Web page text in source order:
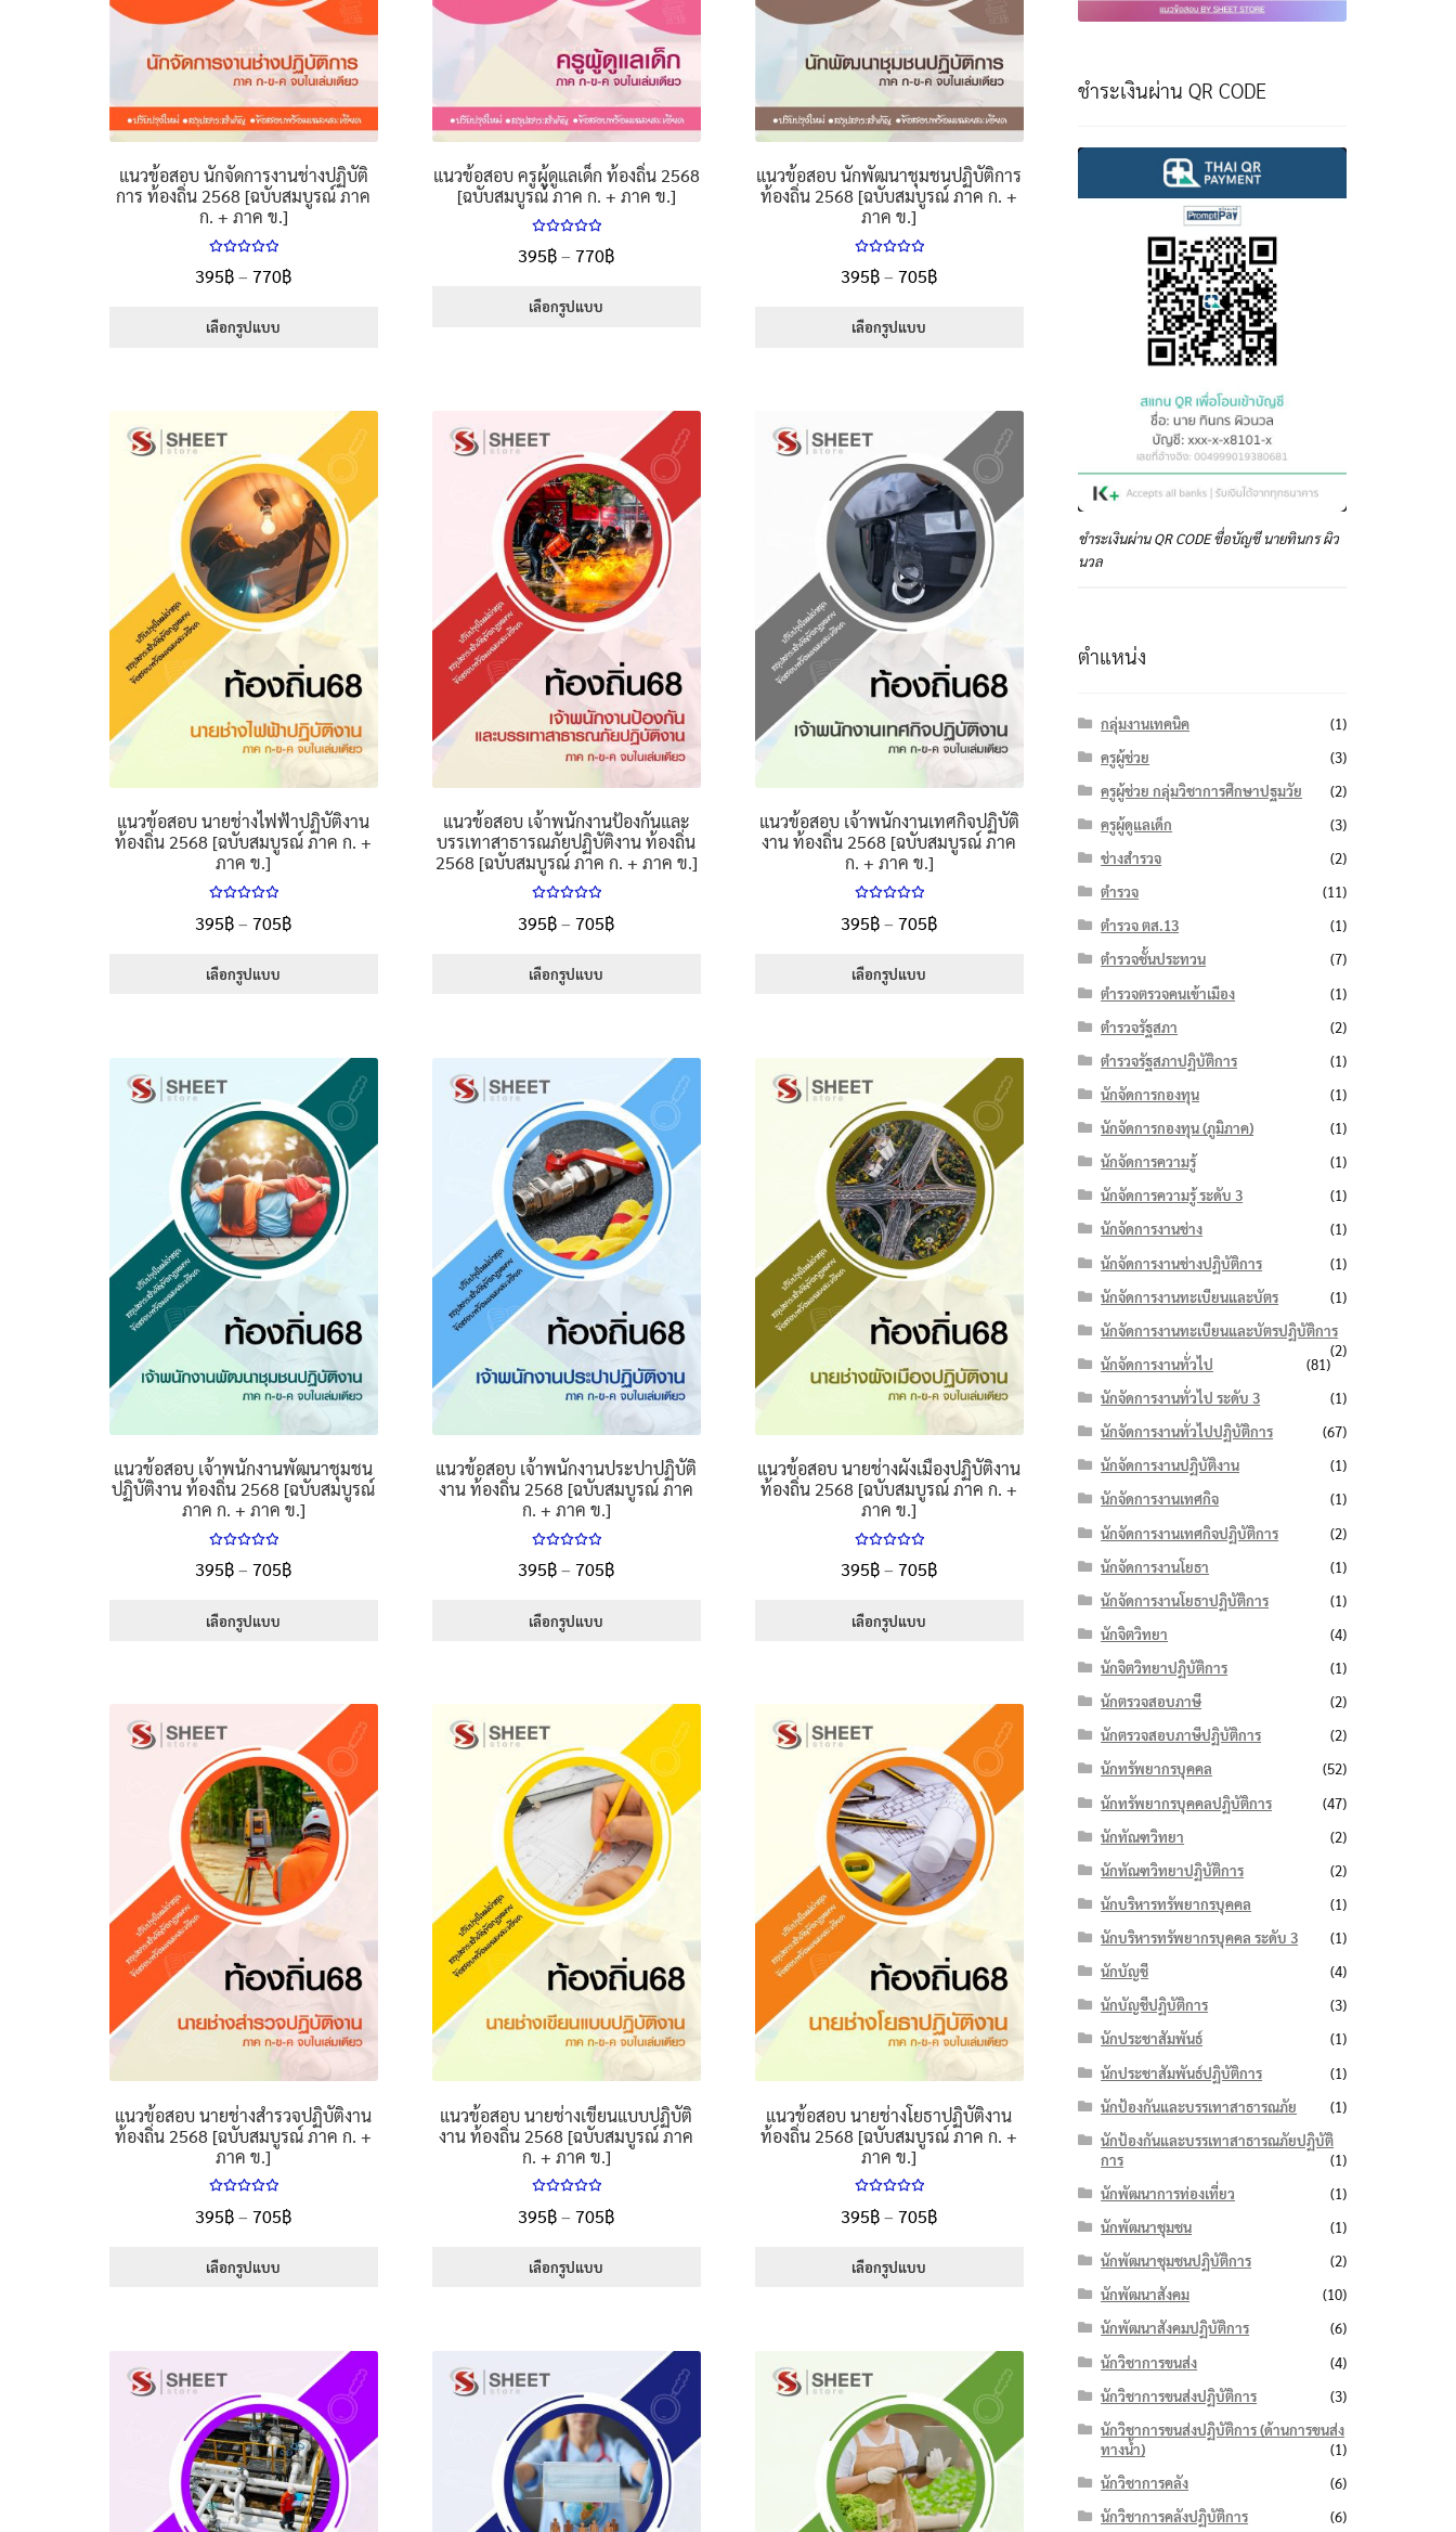
page
page
แนวข้อสอบ นักจัดการงานช่างปฏิบัติ
การ ท้องถิ่น 2568 [ฉบับสมบูรณ์ ภาค
ก. + ภาค ข.]
5.00
ตั้งแต่
395฿ – 770฿Price
เลือกรูปแบบ
variants.
The
options
may
be
chosen
on
the
product
แนวข้อสอบ ครูผู้ดูแลเด็ก ท้องถิ่น 2568
[ฉบับสมบูรณ์ ภาค ก. + ภาค ข.]
5.00
ตั้งแต่
395฿ – 770฿Price
เลือกรูปแบบ
The
options
may
be
chosen
on
the
product
page
แนวข้อสอบ นักพัฒนาชุมชนปฏิบัติการ
ท้องถิ่น 2568 [ฉบับสมบูรณ์ ภาค ก. +
ภาค ข.]
5.00
ตั้งแต่
395฿ – 705฿Price
เลือกรูปแบบ
variants.
The
options
may
be
chosen
on
the
product
แนวข้อสอบ นายช่างไฟฟ้าปฏิบัติงาน
ท้องถิ่น 2568 [ฉบับสมบูรณ์ ภาค ก. +
ภาค ข.]
5.00 ตั้งแต่
395฿ – 705฿Price
เลือกรูปแบบ
variants.
The
options
may
be
chosen
on
the
product
แนวข้อสอบ เจ้าพนักงานป้องกันและ
บรรเทาสาธารณภัยปฏิบัติงาน ท้องถิ่น
2568 [ฉบับสมบูรณ์ ภาค ก. + ภาค ข.]
5.00 ตั้งแต่
395฿ – 705฿Price
เลือกรูปแบบ
variants.
The
options
may
be
chosen
on
the
product
แนวข้อสอบ เจ้าพนักงานเทศกิจปฏิบัติ
งาน ท้องถิ่น 2568 [ฉบับสมบูรณ์ ภาค
ก. + ภาค ข.]
5.00 ตั้งแต่
395฿ – 705฿Price
เลือกรูปแบบ
variants.
The
options
may
be
chosen
on
the
product
แนวข้อสอบ เจ้าพนักงานพัฒนาชุมชน
ปฏิบัติงาน ท้องถิ่น 2568 [ฉบับสมบูรณ์
ภาค ก. + ภาค ข.]
5.00
ตั้งแต่
395฿ – 705฿Price
เลือกรูปแบบ
variants.
The
options
may
be
chosen
on
the
product
แนวข้อสอบ เจ้าพนักงานประปาปฏิบัติ
งาน ท้องถิ่น 2568 [ฉบับสมบูรณ์ ภาค
ก. + ภาค ข.]
5.00
ตั้งแต่
395฿ – 705฿Price
เลือกรูปแบบ
variants.
The
options
may
chosen
on
the
product
แนวข้อสอบ นายช่างผังเมืองปฏิบัติงาน
ท้องถิ่น 2568 [ฉบับสมบูรณ์ ภาค ก. +
ภาค ข.]
5.00
ตั้งแต่
395฿ – 705฿Price
เลือกรูปแบบ
variants.
The
options
may
be
chosen
on
the
product
แนวข้อสอบ นายช่างสำรวจปฏิบัติงาน
ท้องถิ่น 2568 [ฉบับสมบูรณ์ ภาค ก. +
ภาค ข.]
5.00
ตั้งแต่
395฿ – 705฿Price
เลือกรูปแบบ
variants.
The
options
may
be
chosen
แนวข้อสอบ นายช่างเขียนแบบปฏิบัติ
งาน ท้องถิ่น 2568 [ฉบับสมบูรณ์ ภาค
ก. + ภาค ข.]
5.00
ตั้งแต่
395฿ – 705฿Price
เลือกรูปแบบ
variants.
The
options
may
chosen
แนวข้อสอบ นายช่างโยธาปฏิบัติงาน
ท้องถิ่น 2568 [ฉบับสมบูรณ์ ภาค ก. +
ภาค ข.]
5.00
ตั้งแต่
395฿ – 705฿Price
เลือกรูปแบบ
variants.
The
options
may
be
chosen
ชำระเงินผ่าน QR CODE
ชำระเงินผ่าน QR CODE ชื่อบัญชี นายทินกร ผิว
นวล
ตำแหน่ง
กลุ่มงานเทคนิค
(1)
ครูผู้ช่วย
(3)
ครูผู้ช่วย กลุ่มวิชาการศึกษาปฐมวัย
(2)
ครูผู้ดูแลเด็ก
(3)
ช่างสำรวจ
(2)
ตำรวจ
(11)
ตำรวจ ตส.13
(1)
ตำรวจชั้นประทวน
(7)
ตำรวจตรวจคนเข้าเมือง
(1)
ตำรวจรัฐสภา
(2)
ตำรวจรัฐสภาปฏิบัติการ
(1)
นักจัดการกองทุน
(1)
นักจัดการกองทุน (ภูมิภาค)
(1)
นักจัดการความรู้
(1)
นักจัดการความรู้ ระดับ 3
(1)
นักจัดการงานช่าง
(1)
นักจัดการงานช่างปฏิบัติการ
(1)
นักจัดการงานทะเบียนและบัตร
(1)
นักจัดการงานทะเบียนและบัตรปฏิบัติการ
(2)
นักจัดการงานทั่วไป
(81)
นักจัดการงานทั่วไป ระดับ 3
(1)
นักจัดการงานทั่วไปปฏิบัติการ
(67)
นักจัดการงานปฏิบัติงาน
(1)
นักจัดการงานเทศกิจ
(1)
นักจัดการงานเทศกิจปฏิบัติการ
(2)
นักจัดการงานโยธา
(1)
นักจัดการงานโยธาปฏิบัติการ
(1)
นักจิตวิทยา
(4)
นักจิตวิทยาปฏิบัติการ
(1)
นักตรวจสอบภาษี
(2)
นักตรวจสอบภาษีปฏิบัติการ
(2)
นักทรัพยากรบุคคล
(52)
นักทรัพยากรบุคคลปฏิบัติการ
(47)
นักทัณฑวิทยา
(2)
นักทัณฑวิทยาปฏิบัติการ
(2)
นักบริหารทรัพยากรบุคคล
(1)
นักบริหารทรัพยากรบุคคล ระดับ 3
(1)
นักบัญชี
(4)
นักบัญชีปฏิบัติการ
(3)
นักประชาสัมพันธ์
(1)
นักประชาสัมพันธ์ปฏิบัติการ
(1)
นักป้องกันและบรรเทาสาธารณภัย
(1)
นักป้องกันและบรรเทาสาธารณภัยปฏิบัติ
การ
(1)
นักพัฒนาการท่องเที่ยว
(1)
นักพัฒนาชุมชน
(1)
นักพัฒนาชุมชนปฏิบัติการ
(2)
นักพัฒนาสังคม
(10)
นักพัฒนาสังคมปฏิบัติการ
(6)
นักวิชาการขนส่ง
(4)
นักวิชาการขนส่งปฏิบัติการ
(3)
นักวิชาการขนส่งปฏิบัติการ (ด้านการขนส่ง
ทางน้ำ)
(1)
นักวิชาการคลัง
(6)
นักวิชาการคลังปฏิบัติการ
(6)